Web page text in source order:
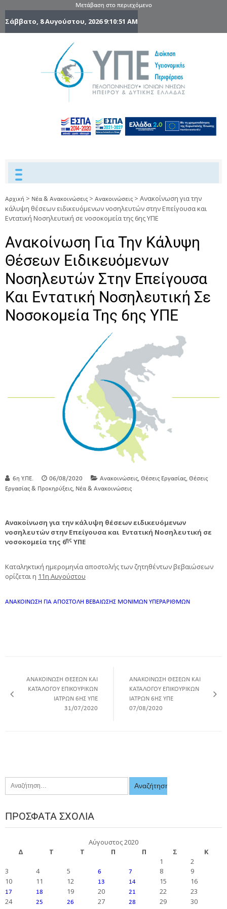
Μετάβαση στο περιεχόμενο
Σάββατο, 8 Αυγούστου, 20269:10:51 AM
Ηπείρου
Δυτικής
Ελλάδας
Αρχική > Νέα & Ανακοινώσεις > Ανακοινώσεις > Ανακοίνωση για την
κάλυψη θέσεων ειδικευόμενων νοσηλευτών στην Επείγουσα και
Εντατική Νοσηλευτική σε νοσοκομεία της 6ης ΥΠΕ
Ανακοίνωση Για Την Κάλυψη
Θέσεων Ειδικευόμενων
Νοσηλευτών Στην Επείγουσα
Και Εντατική Νοσηλευτική Σε
Νοσοκομεία Της 6ης ΥΠΕ
6η Υ.ΠΕ. 06/08/2020 Ανακοινώσεις, Θέσεις Εργασίας, Θέσεις
Εργασίας & Προκηρύξεις, Νέα & Ανακοινώσεις
Ανακοίνωση για την κάλυψη θέσεων ειδικευόμενων
νοσηλευτών στην Επείγουσα και Εντατική Νοσηλευτική σε
νοσοκομεία της 6ης ΥΠΕ
Καταληκτική ημερομηνία αποστολής των ζητηθέντων βεβαιώσεων
ορίζεται η 11η Αυγούστου
ΑΝΑΚΟΙΝΩΣΗ ΓΙΑ ΑΠΟΣΤΟΛΗ ΒΕΒΑΙΩΣΗΣ ΜΟΝΙΜΩΝ ΥΠΕΡΑΡΙΘΜΩΝ
ΑΝΑΚΟΙΝΩΣΗ ΘΕΣΕΩΝ ΚΑΙ
ΚΑΤΑΛΟΓΟΥ ΕΠΙΚΟΥΡΙΚΩΝ
ΙΑΤΡΩΝ 6ΗΣ ΥΠΕ
31/07/2020
ΑΝΑΚΟΙΝΩΣΗ ΘΕΣΕΩΝ ΚΑΙ
ΚΑΤΑΛΟΓΟΥ ΕΠΙΚΟΥΡΙΚΩΝ
ΙΑΤΡΩΝ 6ΗΣ ΥΠΕ
07/08/2020
ΠΡΌΣΦΑΤΑ ΣΧΌΛΙΑ
Αύγουστος 2020
Δ
Τ Τ Π Π Σ
Κ
1
2
3
4 5 6 7 8
9
10
11 12 13 14 15 16
17 18 19 20 21 22
23
24
25 26 27 28 29 30